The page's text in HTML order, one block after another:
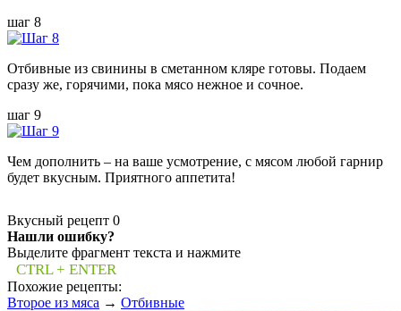
шаг 8
Отбивные из свинины в сметанном кляре готовы. Подаем
сразу же, горячими, пока мясо нежное и сочное.
шаг 9
Чем дополнить – на ваше усмотрение, с мясом любой гарнир
будет вкусным. Приятного аппетита!
Вкусный рецепт 0
Нашли ошибку?
Выделите фрагмент текста и нажмите
CTRL + ENTER
Похожие рецепты:
Второе из мяса → Отбивные